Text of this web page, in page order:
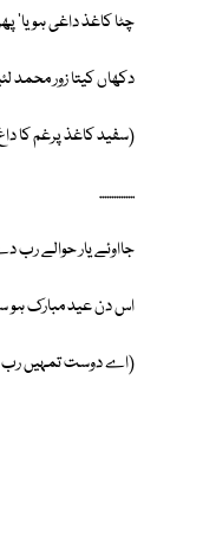
چٹا کاغذ داغی ہویا'
دکھاں کیتا زور محمد
(سفید کاغذ پرغم کا
...............
جااوئے یار حوالے
اس دن عید مبارک
(اے دوست تمہیں رب